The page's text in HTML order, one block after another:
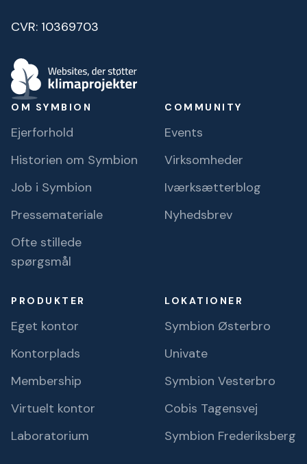
CVR: 10369703
OM SYMBION
Ejerforhold
Historien om Symbion
Job i Symbion
Pressemateriale
Ofte stillede
spørgsmål
COMMUNITY
Events
Virksomheder
Iværksætterblog
Nyhedsbrev
PRODUKTER
Eget kontor
Kontorplads
Membership
Virtuelt kontor
Laboratorium
LOKATIONER
Symbion Østerbro
Univate
Symbion Vesterbro
Cobis Tagensvej
Symbion Frederiksberg